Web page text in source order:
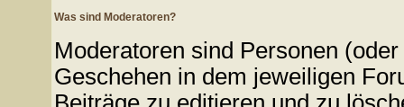
Was sind Moderatoren?
Moderatoren sind Personen
Geschehen in dem jeweiligen